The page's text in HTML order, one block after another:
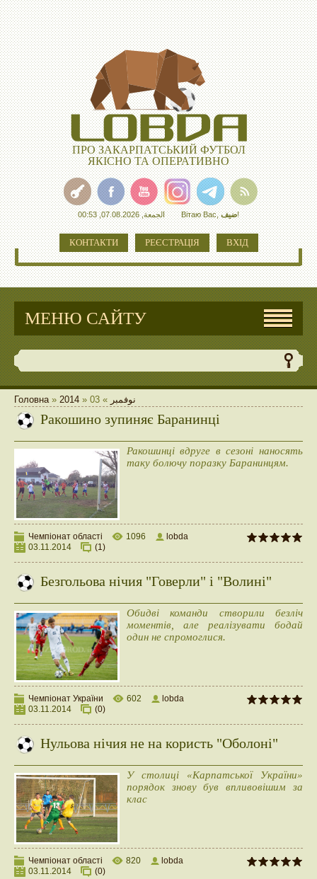
ПРО ЗАКАРПАТСЬКИЙ ФУТБОЛ
ЯКІСНО ТА ОПЕРАТИВНО
الجمعة, 07.08.2026, 00:53 Вітаю Вас,ضيف!
КОНТАКТИ РЕЄСТРАЦІЯ ВХІД
МЕНЮ САЙТУ
Головна» 2014 » نوفمبر »
03
Ракошино зупиняє Баранинці
Ракошинці вдруге в сезоні наносять
таку болючу поразку Баранинцям.
Чемпіонат області 1096
lobda
03.11.2014
(1)
Безгольова нічия "Говерли" і "Волині"
Обидві команди створили безліч
моментів, але реалізувати бодай
один не спромоглися.
Чемпіонат України 602
lobda
03.11.2014
(0)
Нульова нічия не на користь "Оболоні"
У столиці «Карпатської України»
порядок знову був впливовішим за
клас
Чемпіонат області 820
lobda
03.11.2014
(0)